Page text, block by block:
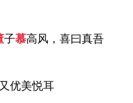
子慕高风，喜曰真吾
优美悦耳